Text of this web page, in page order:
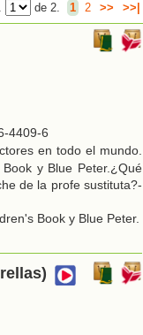
de 2. 1 2 >> >>|
4409-6
en todo el mundo.
y Blue Peter.¿Qué
de la profe sustituta?-
Book y Blue Peter.